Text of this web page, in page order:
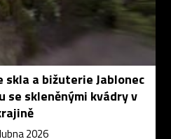
a bižuterie Jablonec
se skleněnými kvádry v
2026